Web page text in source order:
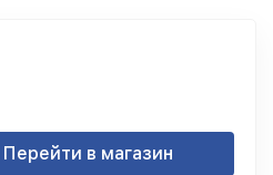
Перейти в магазин